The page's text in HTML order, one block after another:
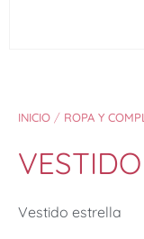
INICIO / ROPA Y
Vestido estrella